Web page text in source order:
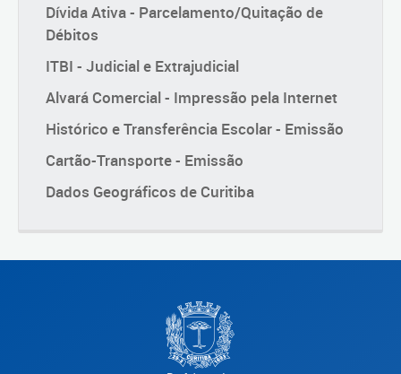
Dívida Ativa - Parcelamento/Quitação de
Débitos
ITBI - Judicial e Extrajudicial
Alvará Comercial - Impressão pela Internet
Histórico e Transferência Escolar - Emissão
Cartão-Transporte - Emissão
Dados Geográficos de Curitiba